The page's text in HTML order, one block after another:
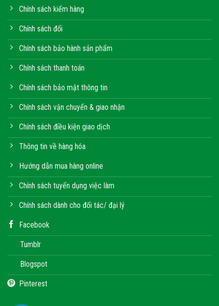
Chính sách kiểm hàng
Chính sách đổi
Chính sách bảo hành sản phẩm
Chính sách thanh toán
Chính sách bảo mật thông tin
Chính sách vận chuyển & giao nhận
Chính sách điều kiện giao dịch
Thông tin về hàng hóa
Hướng dẫn mua hàng online
Chính sách tuyển dụng việc làm
Chính sách dành cho đối tác/ đại lý
Facebook
Tumblr
Blogspot
Pinterest